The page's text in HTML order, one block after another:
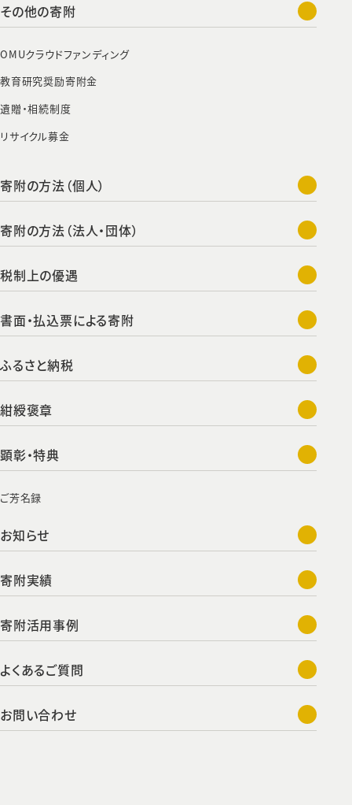
その他の寄附
OMUクラウドファンディング
教育研究奨励寄附金
遺贈・相続制度
リサイクル募金
寄附の方法（個人）
寄附の方法（法人・団体）
税制上の優遇
書面・払込票による寄附
ふるさと納税
紺綬褒章
顕彰・特典
ご芳名録
お知らせ
寄附実績
寄附活用事例
よくあるご質問
お問い合わせ